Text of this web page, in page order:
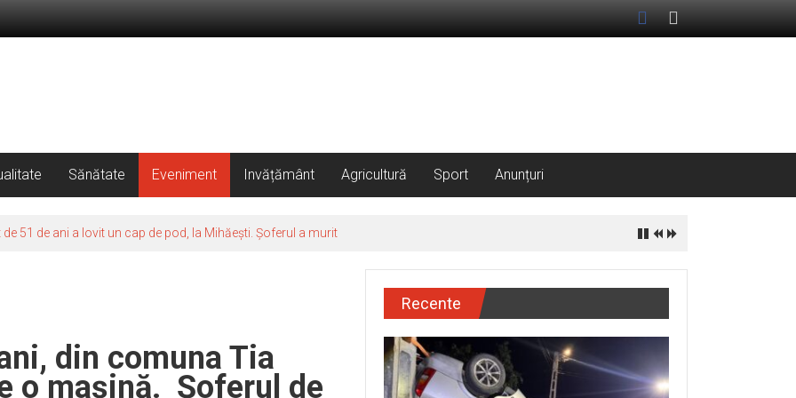
Sănătate Eveniment Invățământ Agricultură Sport Anunțuri
51 de ani a lovit un cap de pod, la Mihăești. Șoferul a murit
din comuna Tia
o mașină. Șoferul de
Recente